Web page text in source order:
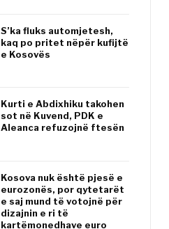
S’ka fluks automjetesh,
kaq po pritet nëpër kufijtë
e Kosovës
Kurti e Abdixhiku takohen
sot në Kuvend, PDK e
Aleanca refuzojnë ftesën
Kosova nuk është pjesë e
eurozonës, por qytetarët
e saj mund të votojnë për
dizajnin e ri të
kartëmonedhave euro